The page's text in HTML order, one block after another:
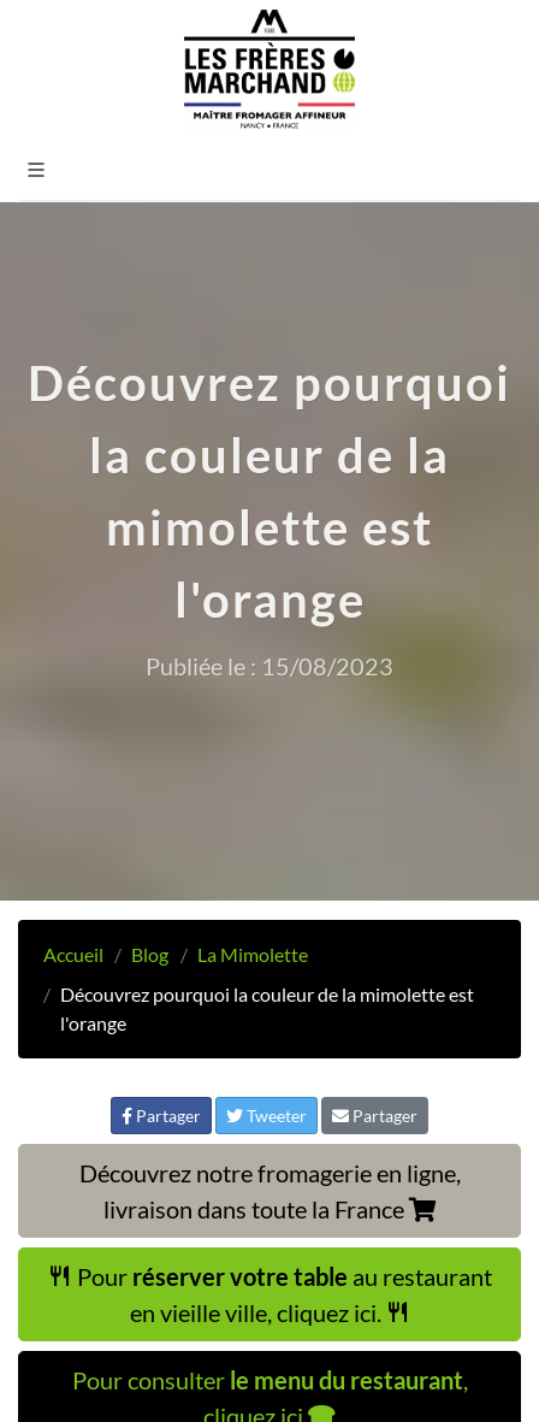
Découvrez pourquoi
la couleur de la
mimolette est
l'orange
Publiée le : 15/08/2023
Accueil Blog
La Mimolette
Découvrez pourquoi la couleur de la mimolette est
l'orange
Partager Tweeter Partager
Découvrez notre fromagerie en ligne,
livraison dans toute la France
Pour réserver votre table au restaurant
en vieille ville, cliquez ici.
Pour consulter le menu du restaurant,
cliquez ici